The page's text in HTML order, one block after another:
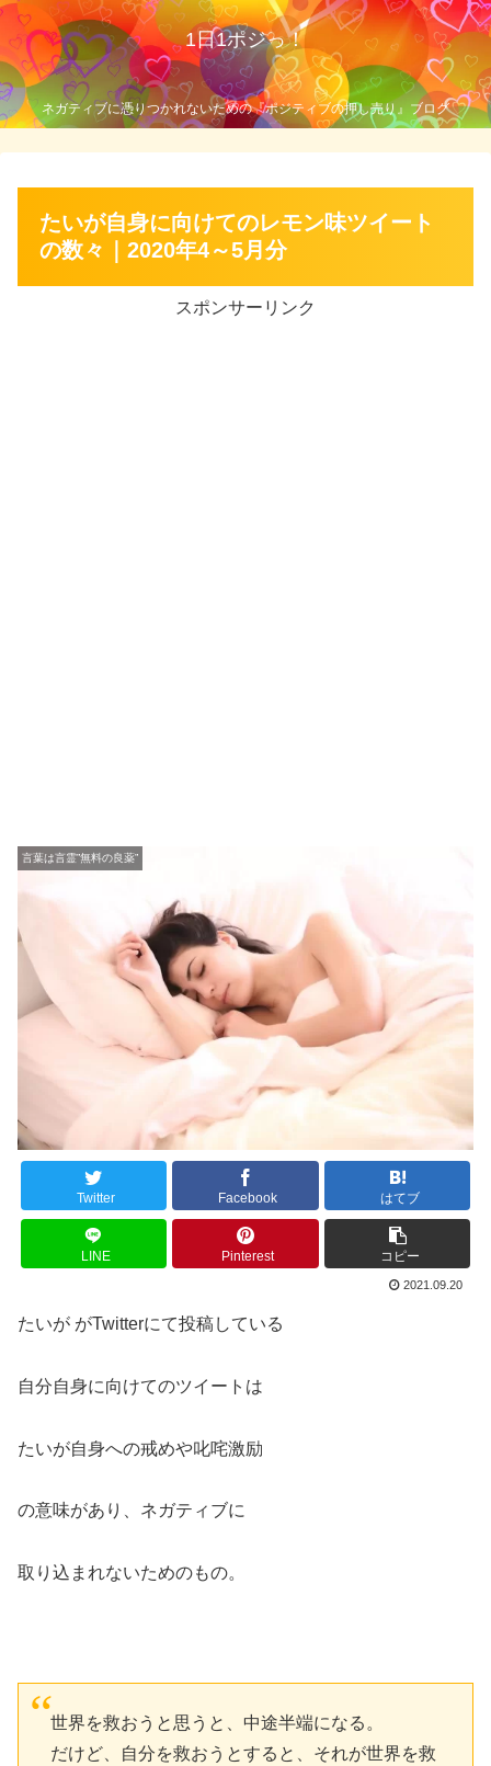
1日1ポジっ！
ネガティブに憑りつかれないための『ポジティブの押し売り』ブログ
たいが自身に向けてのレモン味ツイート
の数々｜2020年4～5月分
スポンサーリンク
言葉は言霊”無料の良薬”
Twitter Facebook はてブ
LINE Pinterest コピー
2021.09.20
たいが がTwitterにて投稿している
自分自身に向けてのツイートは
たいが自身への戒めや叱咤激励
の意味があり、ネガティブに
取り込まれないためのもの。
世界を救おうと思うと、中途半端になる。
だけど、自分を救おうとすると、それが世界を救